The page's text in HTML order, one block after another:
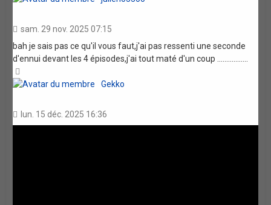
sam. 29 nov. 2025 07:15
bah je sais pas ce qu'il vous faut,j'ai pas ressenti une seconde
d'ennui devant les 4 épisodes,j'ai tout maté d'un coup .................
Gekko
lun. 15 déc. 2025 16:36